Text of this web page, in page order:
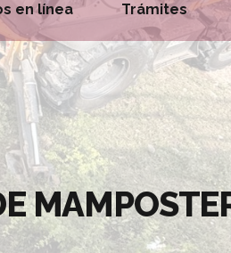
en línea Trámites